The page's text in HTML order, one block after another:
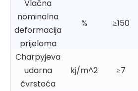
Vlačna
nominalna
deformacija
prijeloma
% ≥150
Charpyjeva
udarna
čvrstoća
kj/m^2 ≥7